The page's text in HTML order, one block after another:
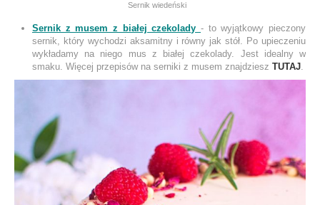
Sernik wiedeński
Sernik z musem z białej czekolady - to wyjątkowy pieczony
sernik, który wychodzi aksamitny i równy jak stół. Po upieczeniu
wykładamy na niego mus z białej czekolady. Jest idealny w
smaku. Więcej przepisów na serniki z musem znajdziesz TUTAJ.